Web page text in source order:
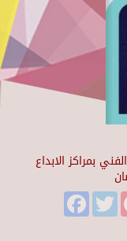
بمراكز الابداع